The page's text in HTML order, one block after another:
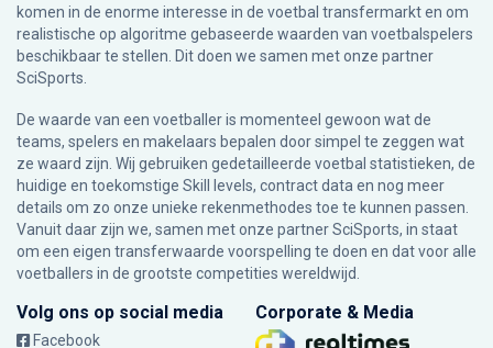
komen in de enorme interesse in de voetbal transfermarkt en om
realistische op algoritme gebaseerde waarden van voetbalspelers
beschikbaar te stellen. Dit doen we samen met onze partner
SciSports
De waarde van een voetballer is momenteel gewoon wat de
teams, spelers en makelaars bepalen door simpel te zeggen wat
ze waard zijn. Wij gebruiken gedetailleerde voetbal statistieken, de
huidige en toekomstige Skill levels, contract data en nog meer
details om zo onze unieke rekenmethodes toe te kunnen passen.
Vanuit daar zijn we, samen met onze partner SciSports, in staat
om een eigen transferwaarde voorspelling te doen en dat voor alle
voetballers in de grootste competities wereldwijd.
Volg ons op social media
Facebook
Corporate & Media